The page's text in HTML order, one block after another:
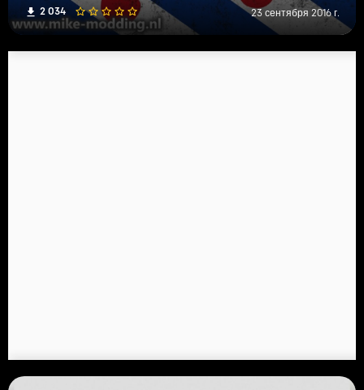
2 034 23 сентября 2016 г.